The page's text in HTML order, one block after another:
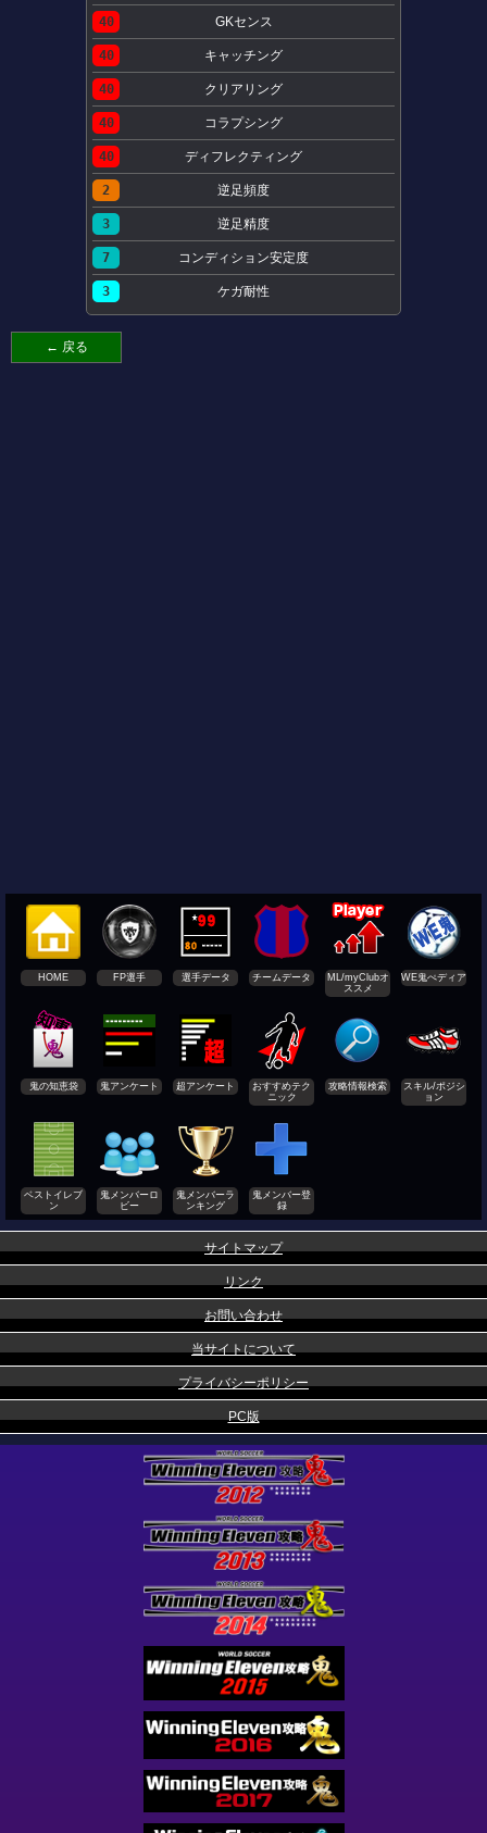
40 GKセンス
40 キャッチング
40 クリアリング
40 コラプシング
40 ディフレクティング
2 逆足頻度
3 逆足精度
7 コンディション安定度
3 ケガ耐性
← 戻る
HOME FP選手 選手データ チームデータ
ML/myClubオ
ススメ
WE鬼ぺディア
鬼の知恵袋 鬼アンケート 超アンケート
おすすめテク
ニック
攻略情報検索
スキル/ポジシ
ョン
ベストイレブ
ン
鬼メンバーロ
ビー
鬼メンバーラ
ンキング
鬼メンバー登
録
サイトマップ
リンク
お問い合わせ
当サイトについて
プライバシーポリシー
PC版